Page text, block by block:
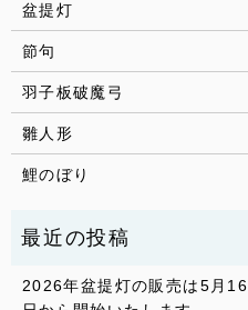
盆提灯
節句
羽子板破魔弓
雛人形
鯉のぼり
2026年盆提灯の販売は5月16